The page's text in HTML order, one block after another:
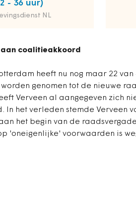
- 36 uur)
NL
aan coalitieakkoord
heeft nu nog maar 22
genomen tot de nieuwe
Verveen al aangegeven zich
In het verleden stemde Verveen
het begin van de
'oneigenlijke' voorwaarden is